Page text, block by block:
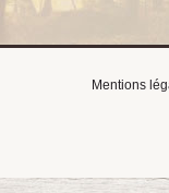
Mentions